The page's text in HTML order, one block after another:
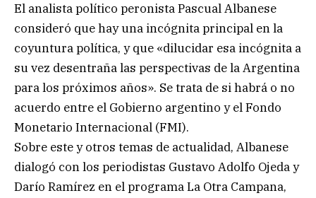
El analista político peronista Pascual Albanese
consideró que hay una incógnita principal en la
coyuntura política, y que «dilucidar esa incógnita a
su vez desentraña las perspectivas de la Argentina
para los próximos años». Se trata de si habrá o no
acuerdo entre el Gobierno argentino y el Fondo
Monetario Internacional (FMI).
Sobre este y otros temas de actualidad, Albanese
dialogó con los periodistas Gustavo Adolfo Ojeda y
Darío Ramírez en el programa La Otra Campana,